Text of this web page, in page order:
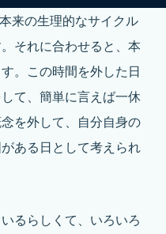
来の生理的なサイクル
それに合わせると、本
。この時間を外した日
て、簡単に言えば一休
を外して、自分自身の
ある日として考えられ
るらしくて、いろいろ